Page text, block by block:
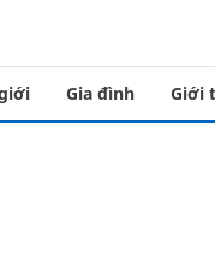
Gia đình Giới